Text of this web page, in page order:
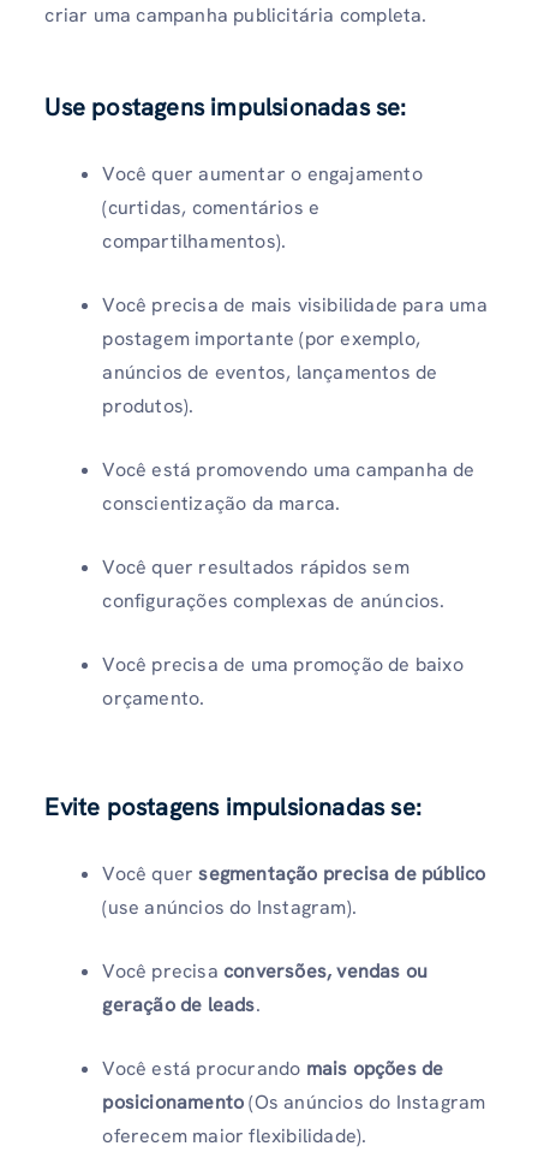
criar uma campanha publicitária completa.
Use postagens impulsionadas se:
Você quer aumentar o engajamento
(curtidas, comentários e
compartilhamentos).
Você precisa de mais visibilidade para uma
postagem importante (por exemplo,
anúncios de eventos, lançamentos de
produtos).
Você está promovendo uma campanha de
conscientização da marca.
Você quer resultados rápidos sem
configurações complexas de anúncios.
Você precisa de uma promoção de baixo
orçamento.
Evite postagens impulsionadas se:
Você quersegmentação precisa de público
(use anúncios do Instagram).
Você precisa conversões, vendas ou
geração de leads.
Você está procurando mais opções de
posicionamento(Os anúncios do Instagram
oferecem maior flexibilidade).